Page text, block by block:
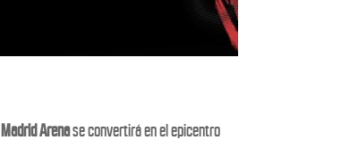
Madrid Arenase convertirá en el epicentro